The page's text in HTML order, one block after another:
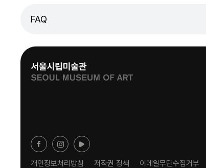
FAQ
개인정보처리방침 저작권 정책 이메일무단수집거부